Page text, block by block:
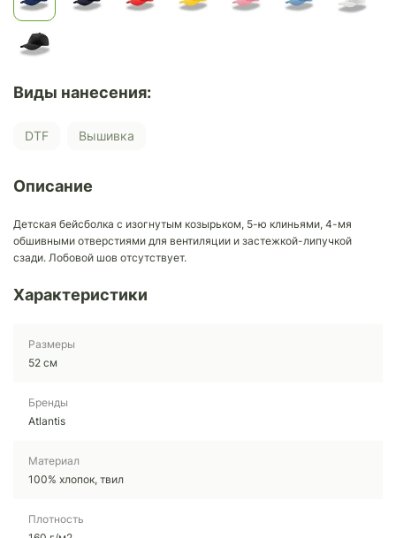
Виды нанесения:
DTF Вышивка
Описание
Детская бейсболка с изогнутым козырьком, 5-ю клиньями, 4-мя
обшивными отверстиями для вентиляции и застежкой-липучкой
сзади. Лобовой шов отсутствует.
Характеристики
Размеры
52 см
Бренды
Atlantis
Материал
100% хлопок, твил
Плотность